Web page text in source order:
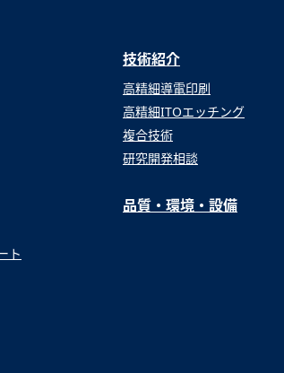
ト
技術紹介
高精細導電印刷
高精細ITOエッチング
複合技術
研究開発相談
品質・環境・設備